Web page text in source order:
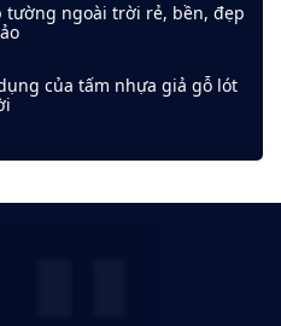
tường ngoài trời rẻ, bền, đẹp
của tấm nhựa giả gỗ lót